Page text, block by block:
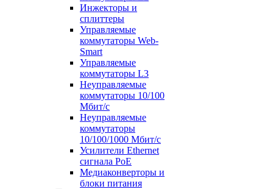
Инжекторы и
сплиттеры
Управляемые
коммутаторы Web-
Smart
Управляемые
коммутаторы L3
Неуправляемые
коммутаторы 10/100
Мбит/с
Неуправляемые
коммутаторы
10/100/1000 Мбит/с
Усилители Ethernet
сигнала PoE
Медиаконверторы и
блоки питания